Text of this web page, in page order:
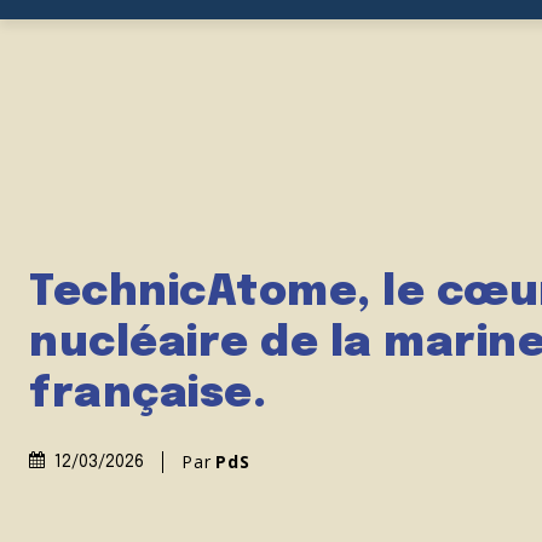
TechnicAtome, le
nucléaire de la
française.
12/03/2026 Par PdS